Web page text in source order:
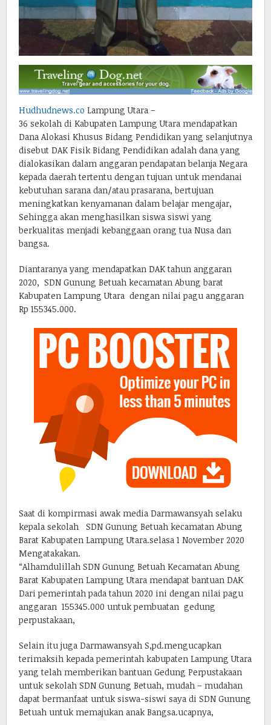
Hudhudnews.co Lampung Utara –
36 sekolah di Kabupaten Lampung Utara mendapatkan
Dana Alokasi Khusus Bidang Pendidikan yang selanjutnya
disebut DAK Fisik Bidang Pendidikan adalah dana yang
dialokasikan dalam anggaran pendapatan belanja Negara
kepada daerah tertentu dengan tujuan untuk mendanai
kebutuhan sarana dan/atau prasarana, bertujuan
meningkatkan kenyamanan dalam belajar mengajar,
Sehingga akan menghasilkan siswa siswi yang
berkualitas menjadi kebanggaan orang tua Nusa dan
bangsa.
Diantaranya yang mendapatkan DAK tahun anggaran
2020, SDN Gunung Betuah kecamatan Abung barat
Kabupaten Lampung Utara dengan nilai pagu anggaran
Rp 155345.000.
Saat di kompirmasi awak media Darmawansyah selaku
kepala sekolah SDN Gunung Betuah kecamatan Abung
Barat Kabupaten Lampung Utara.selasa 1 November 2020
Mengatakakan.
“Alhamdulillah SDN Gunung Betuah Kecamatan Abung
Barat Kabupaten Lampung Utara mendapat bantuan DAK
Dari pemerintah pada tahun 2020 ini dengan nilai pagu
anggaran 155345.000 untuk pembuatan gedung
perpustakaan,
Selain itu juga Darmawansyah S,pd.mengucapkan
terimaksih kepada pemerintah kabupaten Lampung Utara
yang telah memberikan bantuan Gedung Perpustakaan
untuk sekolah SDN Gunung Betuah, mudah – mudahan
dapat bermanfaat untuk siswa-siswi saya di SDN Gunung
Betuah untuk memajukan anak Bangsa.ucapnya,